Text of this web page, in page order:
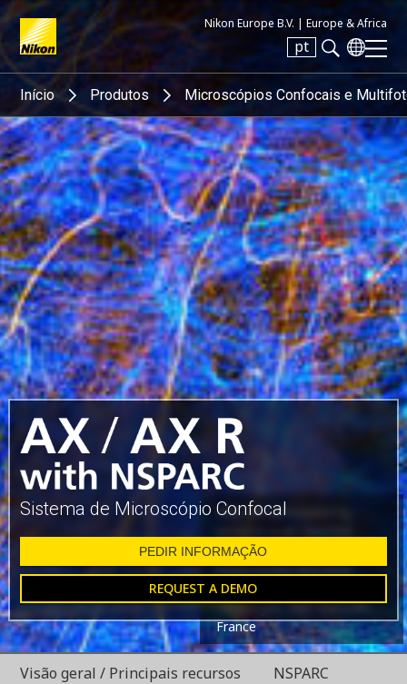
Nikon Europe B.V. | Europe & Africa
pt
Search keyword(s)
Início Produtos Microscópios Confocais e
Glial cell surrounded by
culture labeled for
microtubules and actin
Dr. Christophe Leterrier,
NeuroCyto, INP, Marseille,
France
Sistema de Microscópio Confocal
PEDIR INFORMAÇÃO
REQUEST A DEMO
Visão geral / Principais recursos
NSPARC